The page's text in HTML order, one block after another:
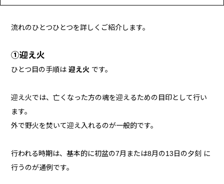
流れのひとつひとつを詳しくご紹介します。
①迎え火
ひとつ目の手順は迎え火 です。
迎え火では、亡くなった方の魂を迎えるための目印として行い
ます。
外で野火を焚いて迎え入れるのが一般的です。
行われる時期は、基本的に初盆の7月または8月の13日の夕刻 に
行うのが通例です。